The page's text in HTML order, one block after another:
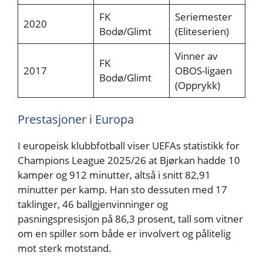
2020
FK
Bodø/Glimt
Seriemester
(Eliteserien)
2017
FK
Bodø/Glimt
Vinner av
OBOS-ligaen
(Opprykk)
Prestasjoner i Europa
I europeisk klubbfotball viser UEFAs statistikk for
Champions League 2025/26 at Bjørkan hadde 10
kamper og 912 minutter, altså i snitt 82,91
minutter per kamp. Han sto dessuten med 17
taklinger, 46 ballgjenvinninger og
pasningspresisjon på 86,3 prosent, tall som vitner
om en spiller som både er involvert og pålitelig
mot sterk motstand.